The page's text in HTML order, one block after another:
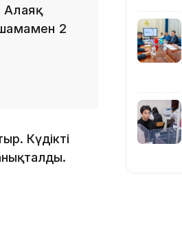
Алаяқ
2
Күдікті
13:59